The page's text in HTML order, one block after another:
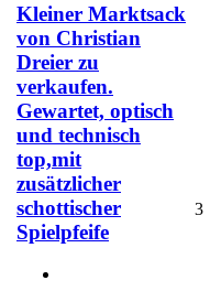
Kleiner Marktsack
von Christian
Dreier zu
verkaufen.
Gewartet, optisch
und technisch
top,mit
zusätzlicher
schottischer
Spielpfeife
3